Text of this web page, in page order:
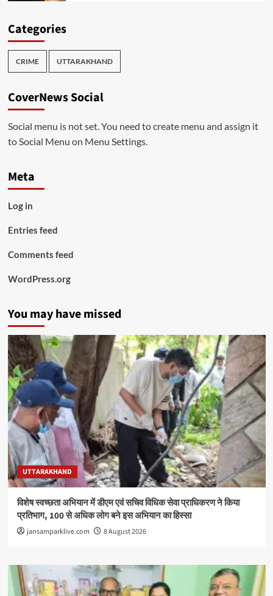
Categories
CRIME UTTARAKHAND
CoverNews Social
Social menu is not set. You need to create menu and assign it
to Social Menu on Menu Settings.
Meta
Log in
Entries feed
Comments feed
WordPress.org
You may have missed
UTTARAKHAND
विशेष स्वच्छता अभियान में डीएम एवं सचिव विधिक सेवा प्राधिकरण ने किया
प्रतिभाग, 100 से अधिक लोग बने इस अभियान का हिस्सा
jansamparklive.com 8 August 2026